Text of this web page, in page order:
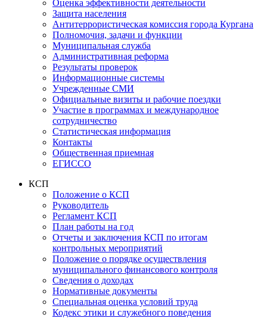
Оценка эффективности деятельности
Защита населения
Антитеррористическая комиссия города Кургана
Полномочия, задачи и функции
Муниципальная служба
Административная реформа
Результаты проверок
Информационные системы
Учрежденные СМИ
Официальные визиты и рабочие поездки
Участие в программах и международное
сотрудничество
Статистическая информация
Контакты
Общественная приемная
ЕГИССО
КСП
Положение о КСП
Руководитель
Регламент КСП
План работы на год
Отчеты и заключения КСП по итогам
контрольных мероприятий
Положение о порядке осуществления
муниципального финансового контроля
Сведения о доходах
Нормативные документы
Специальная оценка условий труда
Кодекс этики и служебного поведения